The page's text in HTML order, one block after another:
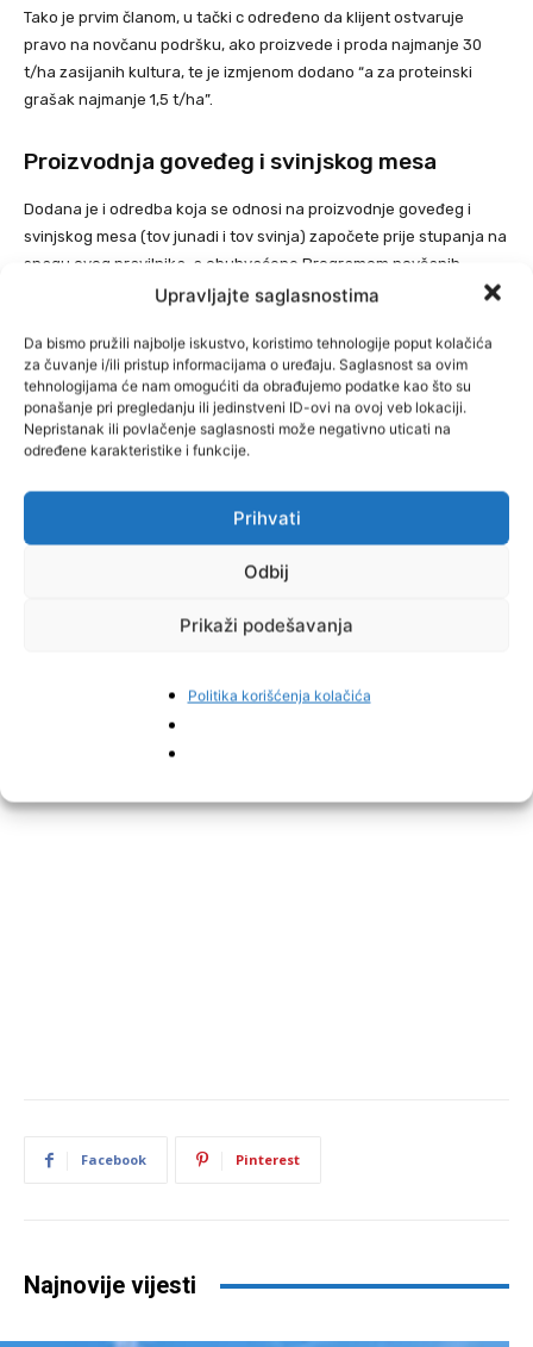
Upravljajte saglasnostima
Da bismo pružili najbolje iskustvo, koristimo tehnologije poput kolačića
za čuvanje i/ili pristup informacijama o uređaju. Saglasnost sa ovim
tehnologijama će nam omogućiti da obrađujemo podatke kao što su
ponašanje pri pregledanju ili jedinstveni ID-ovi na ovoj veb lokaciji.
Nepristanak ili povlačenje saglasnosti može negativno uticati na
određene karakteristike i funkcije.
Prihvati
Odbij
Prikaži podešavanja
Politika korišćenja kolačića
Tako je prvim članom, u tački c određeno da klijent ostvaruje
pravo na novčanu podršku, ako proizvede i proda najmanje 30
t/ha zasijanih kultura, te je izmjenom dodano “a za proteinski
grašak najmanje 1,5 t/ha”.
Proizvodnja goveđeg i svinjskog mesa
Dodana je i odredba koja se odnosi na proizvodnje goveđeg i
svinjskog mesa (tov junadi i tov svinja) započete prije stupanja na
snagu ovog pravilnika, a obuhvaćene Programom novčanih
podrški u poljoprivredi i ruralnom razvoju za 2025. godinu.
Klijent PPG kao dokaz za kupljenu telad/prasad iz domaćeg
uzgoja od obrta dostavlja fakturu na ime klijenta, a za kupovinu
od PPG-a dostavlja kopiju pojedinačnog ili skupnog obrasca za
prijavu kretanja teladi/prasadi (Obrazac C) i kopije svjedodžbi o
zdravstvenom stanju, pišeAgroklub.
Facebook Pinterest
Najnovije vijesti